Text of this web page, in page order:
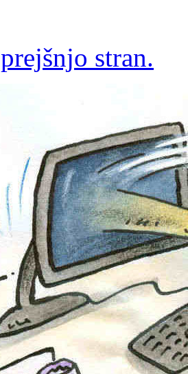
prejšnjo stran.